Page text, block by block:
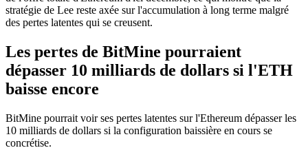
stratégie de Lee reste axée sur l'accumulation à long terme malgré
des pertes latentes qui se creusent.
Les pertes de BitMine pourraient
dépasser 10 milliards de dollars si l'ETH
baisse encore
BitMine pourrait voir ses pertes latentes sur l'Ethereum dépasser les
10 milliards de dollars si la configuration baissière en cours se
concrétise.